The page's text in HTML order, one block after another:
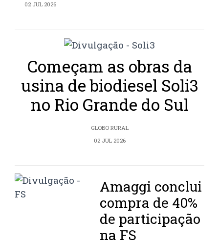
02 JUL 2026
Começam as obras da
usina de biodiesel Soli3
no Rio Grande do Sul
GLOBO RURAL
02 JUL 2026
Amaggi conclui
compra de 40%
de participação
na FS